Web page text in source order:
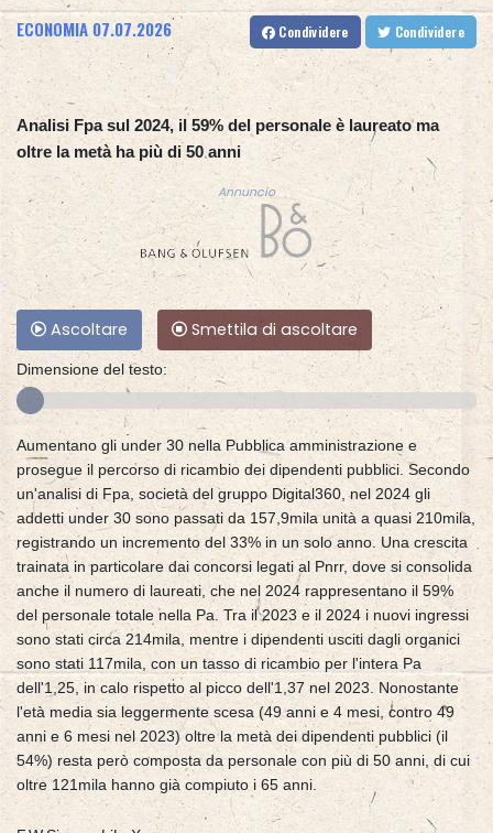
ECONOMIA 07.07.2026 Condividere Condividere
Analisi Fpa sul 2024, il 59% del personale è laureato ma
oltre la metà ha più di 50 anni
Annuncio
Ascoltare Smettila di ascoltare
Dimensione del testo:
Aumentano gli under 30 nella Pubblica amministrazione e
prosegue il percorso di ricambio dei dipendenti pubblici. Secondo
un'analisi di Fpa, società del gruppo Digital360, nel 2024 gli
addetti under 30 sono passati da 157,9mila unità a quasi 210mila,
registrando un incremento del 33% in un solo anno. Una crescita
trainata in particolare dai concorsi legati al Pnrr, dove si consolida
anche il numero di laureati, che nel 2024 rappresentano il 59%
del personale totale nella Pa. Tra il 2023 e il 2024 i nuovi ingressi
sono stati circa 214mila, mentre i dipendenti usciti dagli organici
sono stati 117mila, con un tasso di ricambio per l'intera Pa
dell'1,25, in calo rispetto al picco dell'1,37 nel 2023. Nonostante
l'età media sia leggermente scesa (49 anni e 4 mesi, contro 49
anni e 6 mesi nel 2023) oltre la metà dei dipendenti pubblici (il
54%) resta però composta da personale con più di 50 anni, di cui
oltre 121mila hanno già compiuto i 65 anni.